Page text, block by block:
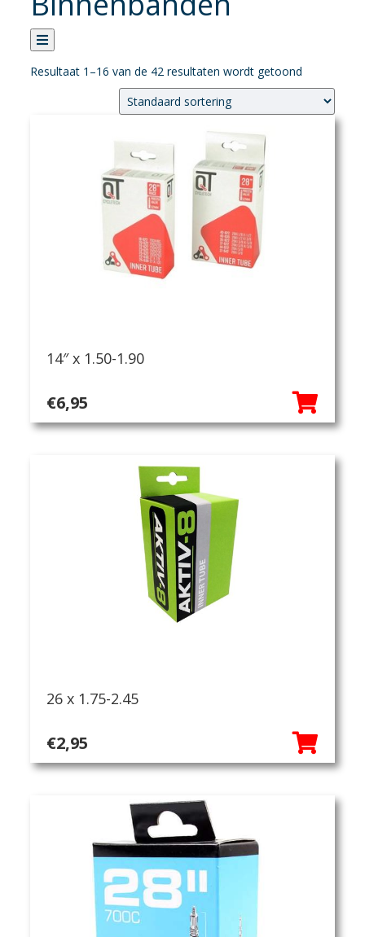
Buitenbanden
Banden accessoires en onderdelen
Fietsaccessoires
Sportvoeding
Resultaat 1–16 van de 42 resultaten wordt getoond
14″ x 1.50-1.90
€6,95
26 x 1.75-2.45
€2,95